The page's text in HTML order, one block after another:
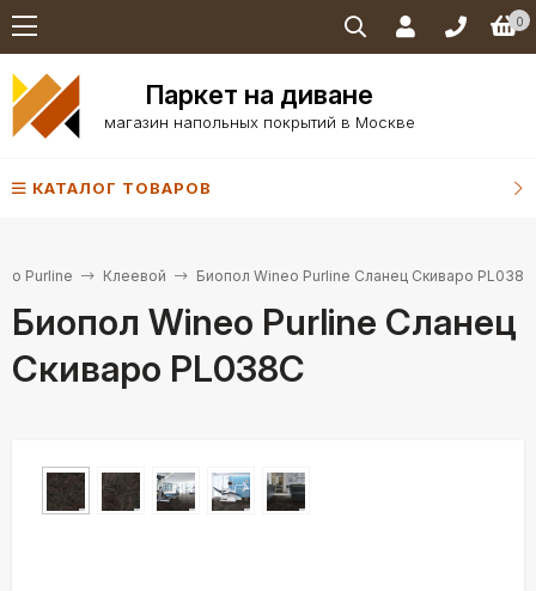
0
Паркет на диване
магазин напольных покрытий в Москве
КАТАЛОГ ТОВАРОВ
Purline Клеевой Биопол Wineo Purline Сланец Скиваро PL038C
Биопол Wineo Purline Сланец
Скиваро PL038C